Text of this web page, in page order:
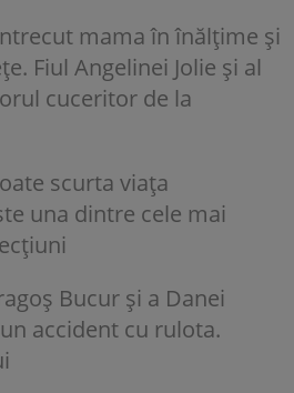
mama în înălțime și
Fiul Angelinei Jolie și al
cuceritor de la
scurta viața
una dintre cele mai
Bucur și a Danei
accident cu rulota.